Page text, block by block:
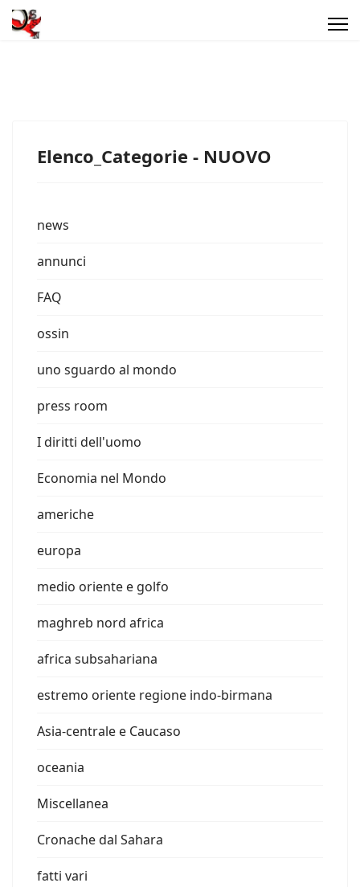
Elenco_Categorie - NUOVO
news
annunci
FAQ
ossin
uno sguardo al mondo
press room
I diritti dell'uomo
Economia nel Mondo
americhe
europa
medio oriente e golfo
maghreb nord africa
africa subsahariana
estremo oriente regione indo-birmana
Asia-centrale e Caucaso
oceania
Miscellanea
Cronache dal Sahara
fatti vari